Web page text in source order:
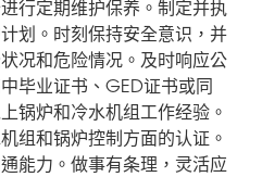
行定期维护保养。制定并执
划。时刻保持安全意识，并
况和危险情况。及时响应公
毕业证书、GED证书或同
锅炉和冷水机组工作经验。
组和锅炉控制方面的认证。
能力。做事有条理，灵活应